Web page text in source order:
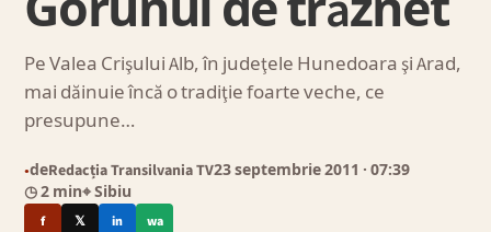
Pe Valea Crişului Alb, în judeţele Hunedoara şi Arad,
mai dăinuie încă o tradiţie foarte veche, ce
presupune…
●deRedacția Transilvania TV23 septembrie 2011 · 07:39
◷ 2 min⌖ Sibiu
f 𝕏 in wa